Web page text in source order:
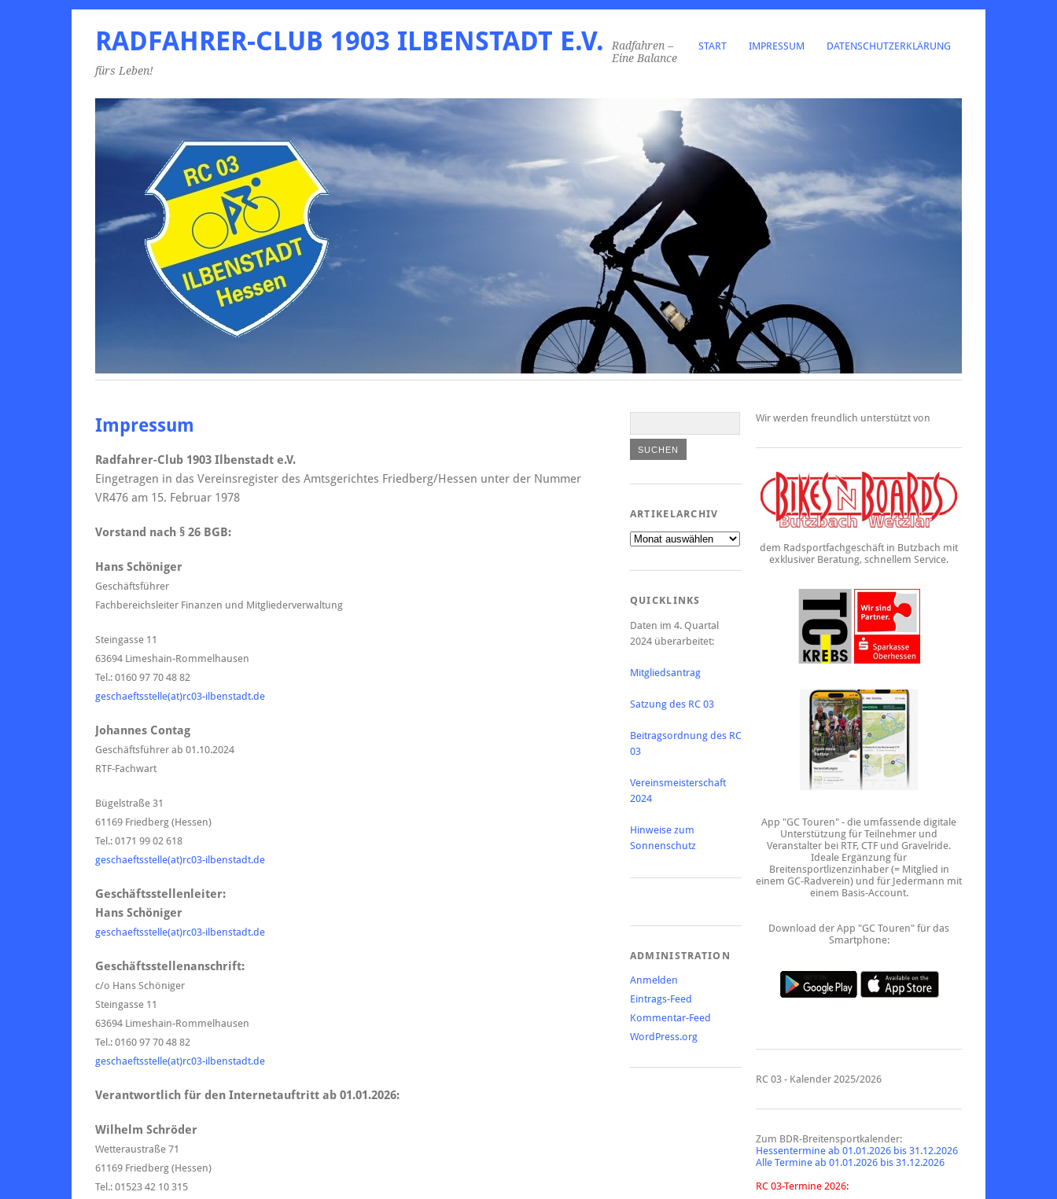
START IMPRESSUM DATENSCHUTZERKLÄRUNG
RADFAHRER-CLUB 1903 ILBENSTADT E.V.
Radfahren –
Eine Balance
fürs Leben!
Impressum
Radfahrer-Club 1903 Ilbenstadt e.V.
Eingetragen in das Vereinsregister des Amtsgerichtes Friedberg/Hessen unter der Nummer
VR476 am 15. Februar 1978
Vorstand nach § 26 BGB:
Hans Schöniger
Geschäftsführer
Fachbereichsleiter Finanzen und Mitgliederverwaltung
Steingasse 11
63694 Limeshain-Rommelhausen
Tel.: 0160 97 70 48 82
geschaeftsstelle(at)rc03-ilbenstadt.de
Johannes Contag
Geschäftsführer ab 01.10.2024
RTF-Fachwart
Bügelstraße 31
61169 Friedberg (Hessen)
Tel.: 0171 99 02 618
geschaeftsstelle(at)rc03-ilbenstadt.de
Geschäftsstellenleiter:
Hans Schöniger
geschaeftsstelle(at)rc03-ilbenstadt.de
Geschäftsstellenanschrift:
c/o Hans Schöniger
Steingasse 11
63694 Limeshain-Rommelhausen
Tel.: 0160 97 70 48 82
geschaeftsstelle(at)rc03-ilbenstadt.de
Verantwortlich für den Internetauftritt ab 01.01.2026:
Wilhelm Schröder
Wetteraustraße 71
61169 Friedberg (Hessen)
Tel.: 01523 42 10 315
ARTIKELARCHIV
Artikelarchiv
QUICKLINKS
Daten im 4. Quartal
2024 überarbeitet:
Mitgliedsantrag
Satzung des RC 03
Beitragsordnung des RC
03
Vereinsmeisterschaft
2024
Hinweise zum
Sonnenschutz
ADMINISTRATION
Anmelden
Eintrags-Feed
Kommentar-Feed
WordPress.org
Wir werden freundlich unterstützt von
dem Radsportfachgeschäft in Butzbach mit
exklusiver Beratung, schnellem Service.
App "GC Touren" - die umfassende digitale
Unterstützung für Teilnehmer und
Veranstalter bei RTF, CTF und Gravelride.
Ideale Ergänzung für
Breitensportlizenzinhaber (= Mitglied in
einem GC-Radverein) und für Jedermann mit
einem Basis-Account.
Download der App "GC Touren" für das
Smartphone:
RC 03 - Kalender 2025/2026
Zum BDR-Breitensportkalender:
Hessentermine ab 01.01.2026 bis 31.12.2026
Alle Termine ab 01.01.2026 bis 31.12.2026
RC 03-Termine 2026: